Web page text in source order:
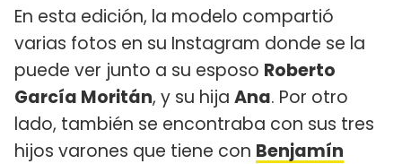
En esta edición, la modelo compartió
varias fotos en su Instagram donde se la
puede ver junto a su esposo Roberto
García Moritán, y su hija Ana. Por otro
lado, también se encontraba con sus tres
hijos varones que tiene con Benjamín